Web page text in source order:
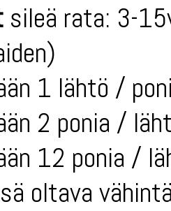
sileä rata: 3-
1 lähtö /
2 ponia /
12 ponia /
oltava